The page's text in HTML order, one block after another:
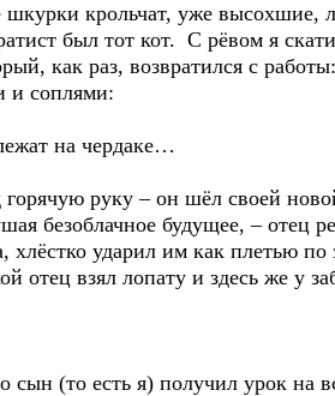
крольчат, уже высохшие,
был тот кот. С рёвом я
как раз, возвратился с
и соплями:
на чердаке…
руку – он шёл своей
безоблачное будущее, – отец
ударил им как плетью по
отец взял лопату и здесь же у
сын (то есть я) получил урок